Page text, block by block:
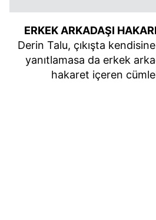
ERKEK ARKADAŞI
Derin Talu, çıkışta
yanıtlamasa da erkek
hakaret içeren